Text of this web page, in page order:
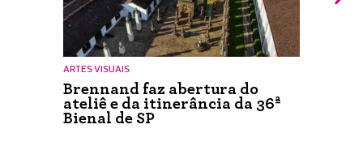
ARTES VISUAIS
Brennand faz abertura do
ateliê e da itinerância da 36ª
Bienal de SP